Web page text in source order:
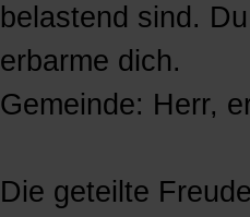
belastend sind.
erbarme dich.
Gemeinde: Herr,
Die geteilte